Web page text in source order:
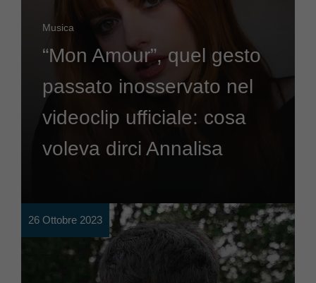
Musica
“Mon Amour”, quel gesto
passato inosservato nel
videoclip ufficiale: cosa
voleva dirci Annalisa
26 Ottobre 2023